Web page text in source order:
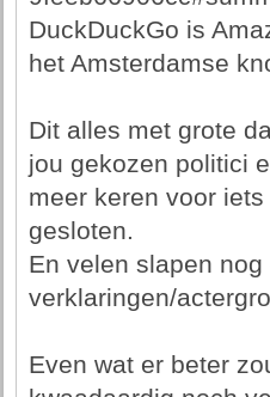
DuckDuckGo is
het Amsterdamse
Dit alles met grote
jou gekozen politici
meer keren voor
gesloten.
En velen slapen
verklaringen/
Even wat er beter